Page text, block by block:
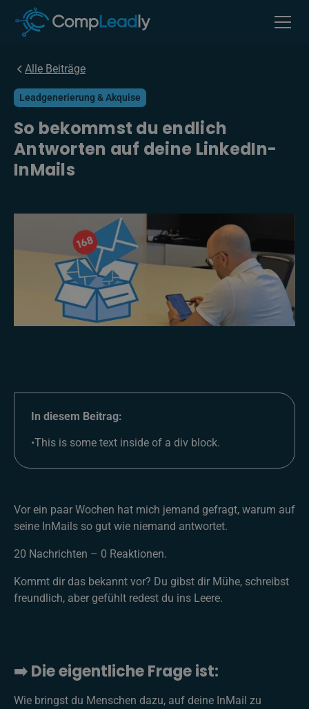
Alle Beiträge
Leadgenerierung & Akquise
So bekommst du endlich
Antworten auf deine LinkedIn-
InMails
In diesem Beitrag:
•This is some text inside of a div block.
Vor ein paar Wochen hat mich jemand gefragt, warum auf
seine InMails so gut wie niemand antwortet.
20 Nachrichten – 0 Reaktionen.
Kommt dir das bekannt vor? Du gibst dir Mühe, schreibst
freundlich, aber gefühlt redest du ins Leere.
➡️ Die eigentliche Frage ist:
Wie bringst du Menschen dazu, auf deine InMail zu